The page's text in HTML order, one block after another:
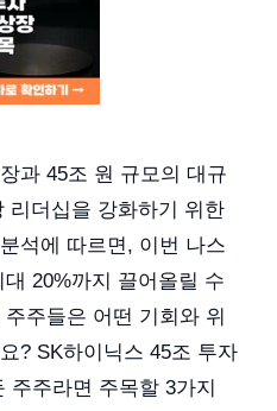
과 45조 원 규모의 대규
리더십을 강화하기 위한
석에 따르면, 이번 나스
20%까지 끌어올릴 수
주들은 어떤 기회와 위
? SK하이닉스 45조 투자
주라면 주목할 3가지